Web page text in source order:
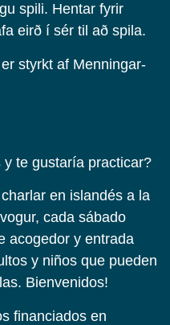
spili. Hentar fyrir
eirð í sér til að spila.
er styrkt af Menningar-
te gustaría practicar?
en islandés a la
cada sábado
acogedor y entrada
y niños que pueden
Bienvenidos!
financiados en